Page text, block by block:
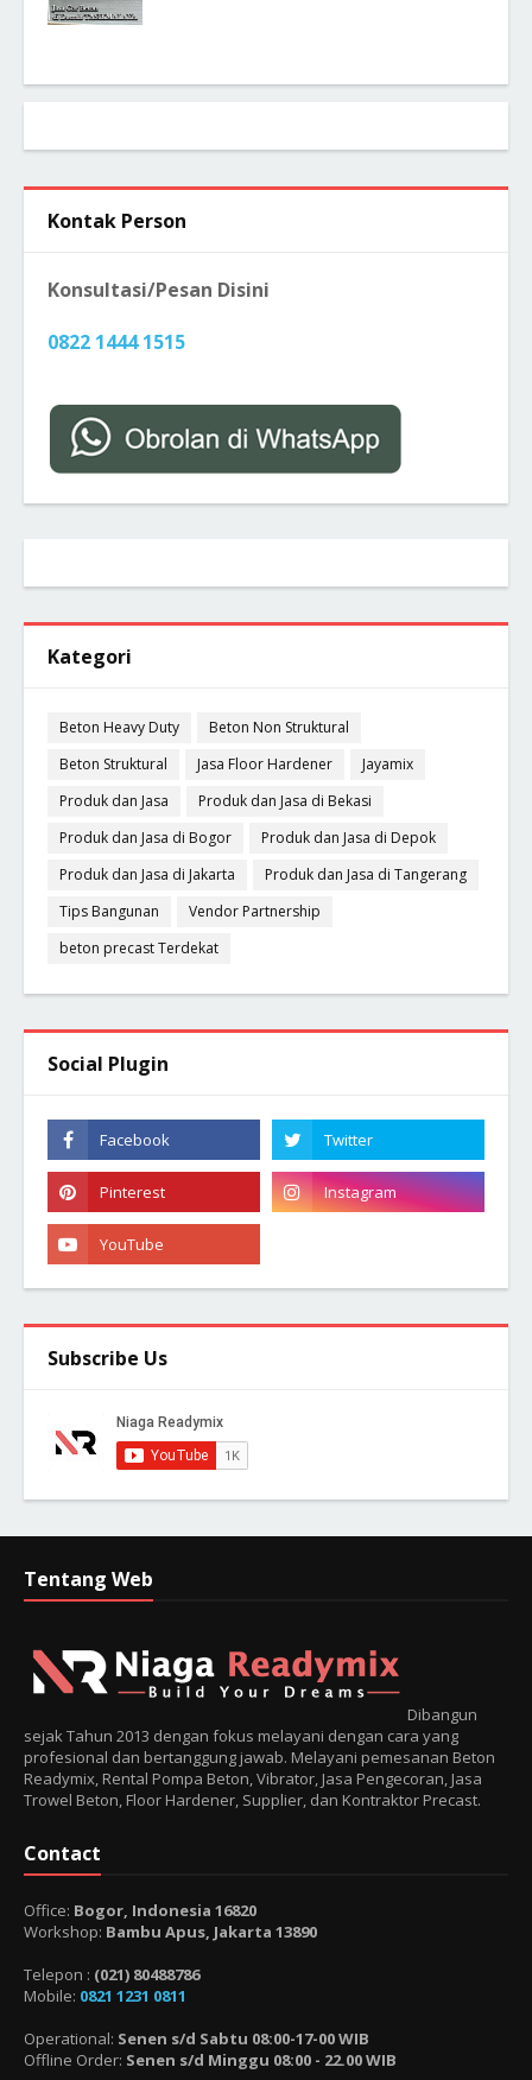
Kontak Person
Konsultasi/Pesan Disini
0822 1444 1515
Kategori
Beton Heavy Duty
Beton Non Struktural
Beton Struktural
Jasa Floor Hardener
Jayamix
Produk dan Jasa
Produk dan Jasa di Bekasi
Produk dan Jasa di Bogor
Produk dan Jasa di Depok
Produk dan Jasa di Jakarta
Produk dan Jasa di Tangerang
Tips Bangunan
Vendor Partnership
beton precast Terdekat
Social Plugin
Subscribe Us
Tentang Web
Dibangun
sejak Tahun 2013 dengan fokus melayani dengan cara yang
profesional dan bertanggung jawab. Melayani pemesanan Beton
Readymix, Rental Pompa Beton, Vibrator, Jasa Pengecoran, Jasa
Trowel Beton, Floor Hardener, Supplier, dan Kontraktor Precast.
Contact
Office: Bogor, Indonesia 16820
Workshop: Bambu Apus, Jakarta 13890
Telepon : (021) 80488786
Mobile: 0821 1231 0811
Operational: Senen s/d Sabtu 08:00-17-00 WIB
Offline Order: Senen s/d Minggu 08:00 - 22.00 WIB